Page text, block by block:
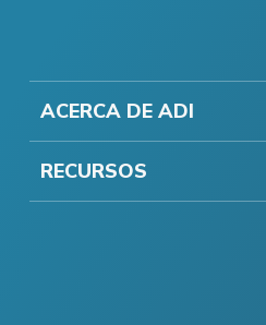
ACERCA DE ADI
RECURSOS